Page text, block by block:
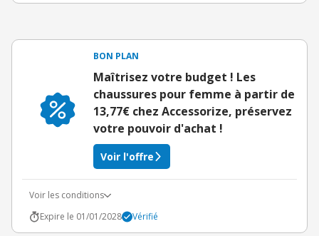
BON PLAN
Maîtrisez votre budget ! Les
chaussures pour femme à partir de
13,77€ chez Accessorize, préservez
votre pouvoir d'achat !
Voir l'offre
Voir les conditions
Expire le 01/01/2028
Vérifié